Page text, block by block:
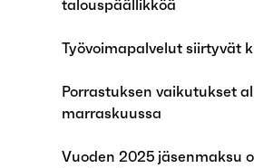
talouspäällikköä
Työvoimapalvelut siirtyvät
Porrastuksen vaikutukset
marraskuussa
Vuoden 2025 jäsenmaksu